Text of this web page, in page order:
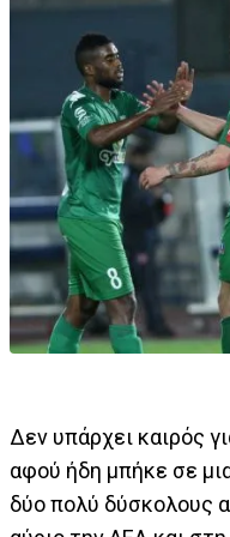
Δεν υπάρχει καιρός
αφού ήδη μπήκε σε
δύο πολύ δύσκολους